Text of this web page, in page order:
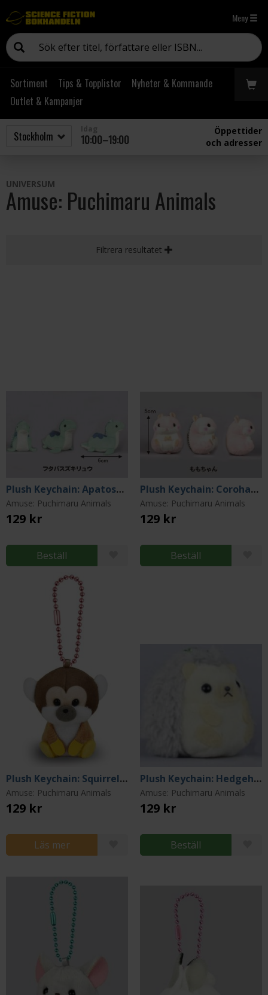
Meny
Sortiment Tips & Topplistor
Nyheter & Kommande
Outlet & Kampanjer
10:00–19:00
Öppettider
och adresser
UNIVERSUM
Amuse: Puchimaru Animals
Filtrera resultatet
Plush Keychain: Apatosaurus Turqoise
Amuse: Puchimaru Animals
129 kr
Beställ
Plush Keychain: Coroham Coron Momo-chan
Amuse: Puchimaru Animals
129 kr
Beställ
Plush Keychain: Squirrel Monkey
Amuse: Puchimaru Animals
129 kr
Läs mer
Plush Keychain: Hedgehog
Amuse: Puchimaru Animals
129 kr
Beställ